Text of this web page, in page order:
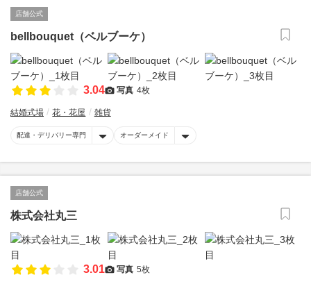
店舗公式
bellbouquet（ベルブーケ）
3.04 写真 4枚
結婚式場 花・花屋 雑貨
配達・デリバリー専門 オーダーメイド
店舗公式
株式会社丸三
3.01 写真 5枚